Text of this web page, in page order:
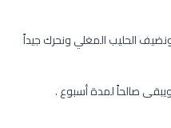
الحليب المغلي ونحرك جيداً
ويبقى صالحاً لمدة أسبوع .